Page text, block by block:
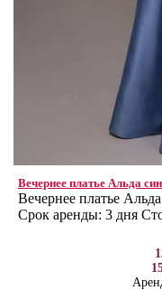
Вечернее платье Альда
Вечернее платье
Срок аренды: 3 дня